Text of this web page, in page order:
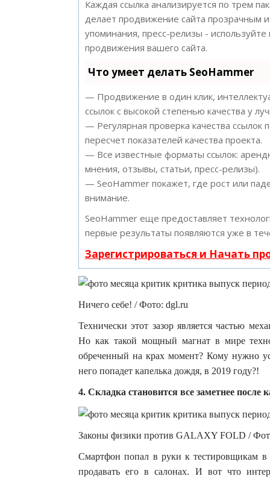
Каждая ссылка анализируется по трем
делает продвижение сайта прозрачным
упоминания, пресс-релизы -
продвижения вашего сайта.
Что умеет делать SeoHammer
— Продвижение в один клик,
ссылок с высокой степенью качества у
— Регулярная проверка качества
пересчет показателей качества проекта.
— Все известные форматы ссылок:
мнения, отзывы, статьи, пресс-релизы).
— SeoHammer покажет, где рост или
внимание.
SeoHammer еще предоставляет
первые результаты появляются уже в
Зарегистрироваться и Начать
Ничего себе! / Фото: dgl.ru
Технически этот зазор является частью
Но как такой мощный магнат в мире
обреченный на крах момент? Кому нужно
него попадет капелька дождя, в 2019 году?!
4. Складка становится все заметнее после
Законы физики против GALAXY FOLD /
Смартфон попал в руки к тестировщикам в
продавать его в салонах. И вот что